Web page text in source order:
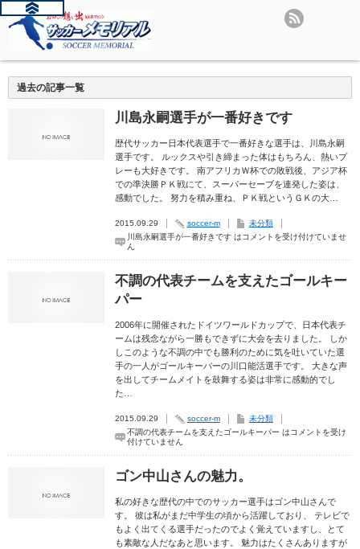
過去の記事一覧
川島永嗣選手が一番好きです
歴代サッカー日本代表選手で一番好きな選手は、川島永嗣
選手です。 ルックスや引き締まった体はもちろん、熱いプ
レーも大好きです。 南アフリカＷ杯での敗戦後、アジア杯
での準決勝ＰＫ戦にて、スーパーセーブを連発した姿は、
感動でした。 努力を積み重ね、ＰＫ戦というＧＫの大…
2015.09.29 soccer-m
未分類
川島永嗣選手が一番好きです はコメントを受け付けていませ
ん
不調の代表チームを支えたゴールキー
パー
2006年に開催されたドイツワールドカップで、日本代表チ
ームは残念ながら一勝もできずに大会を去りました。 しか
しこのような不調の中でも勝利のために気を吐いていた選
手の一人がゴールキーパーの川口能活選手です。 大きな声
を出してチームメイトを鼓舞する姿は非常に感動的でし
た…
2015.09.29 soccer-m
未分類
不調の代表チームを支えたゴールキーパー はコメントを受け
付けていません
ゴン中山さんの魅力。
私の好きな歴代の中でのサッカー選手はゴン中山さんで
す。 彼は私がまだ中学生の頃から活躍しており、 テレビで
もよく出てくる選手だったのでよく覚えていますし、とて
も素敵な人だなあと思います。 魅力はたくさんありますが